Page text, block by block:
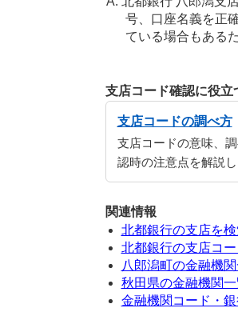
号、口座名義を正
ている場合もある
支店コード確認に役立
支店コードの調べ方
支店コードの意味、
認時の注意点を解説し
関連情報
北都銀行の支店を検
北都銀行の支店コ
八郎潟町の金融機
秋田県の金融機関一
金融機関コード・